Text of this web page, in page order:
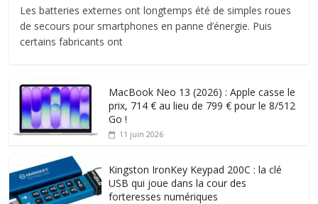
Les batteries externes ont longtemps été de simples roues
de secours pour smartphones en panne d’énergie. Puis
certains fabricants ont
MacBook Neo 13 (2026) : Apple casse le
prix, 714 € au lieu de 799 € pour le 8/512
Go !
11 juin 2026
Kingston IronKey Keypad 200C : la clé
USB qui joue dans la cour des
forteresses numériques